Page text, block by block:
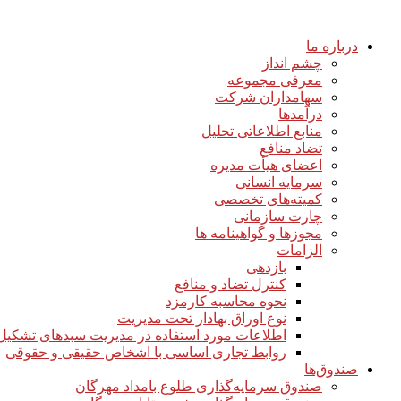
درباره ما
چشم انداز
معرفی مجموعه
سهامداران شرکت
درآمد‌ها
منابع اطلاعاتی تحلیل
تضاد منافع
اعضای هیأت مدیره
سرمایه انسانی
کمیته‌های تخصصی
چارت سازمانی
مجوزها و گواهینامه ها
الزامات
بازدهی
کنترل تضاد و منافع
نحوه محاسبه کارمزد
نوع اوراق بهادار تحت مدیریت
اطلاعات مورد استفاده در مدیریت سبدهای
روابط تجاری اساسی با اشخاص حقیقی و حقوقی
صندوق‌ها
صندوق سرمایه‌گذاری طلوع بامداد مهرگان